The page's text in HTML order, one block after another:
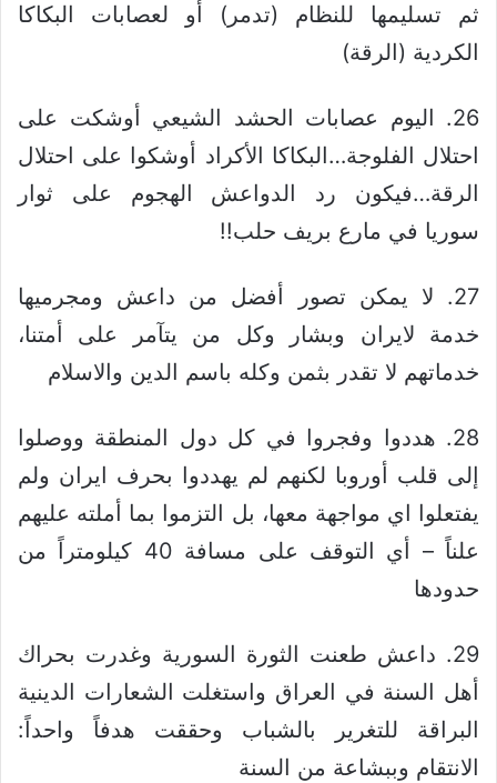
ثم تسليمها للنظام (تدمر) أو لعصابات البكاكا
الكردية (الرقة)
26. اليوم عصابات الحشد الشيعي أوشكت على
احتلال الفلوجة…البكاكا الأكراد أوشكوا على احتلال
الرقة…فيكون رد الدواعش الهجوم على ثوار
سوريا في مارع بريف حلب!!
27. لا يمكن تصور أفضل من داعش ومجرميها
خدمة لايران وبشار وكل من يتآمر على أمتنا،
خدماتهم لا تقدر بثمن وكله باسم الدين والاسلام
28. هددوا وفجروا في كل دول المنطقة ووصلوا
إلى قلب أوروبا لكنهم لم يهددوا بحرف ايران ولم
يفتعلوا اي مواجهة معها، بل التزموا بما أملته عليهم
علناً – أي التوقف على مسافة 40 كيلومتراً من
حدودها
29. داعش طعنت الثورة السورية وغدرت بحراك
أهل السنة في العراق واستغلت الشعارات الدينية
البراقة للتغرير بالشباب وحققت هدفاً واحداً:
الانتقام وببشاعة من السنة